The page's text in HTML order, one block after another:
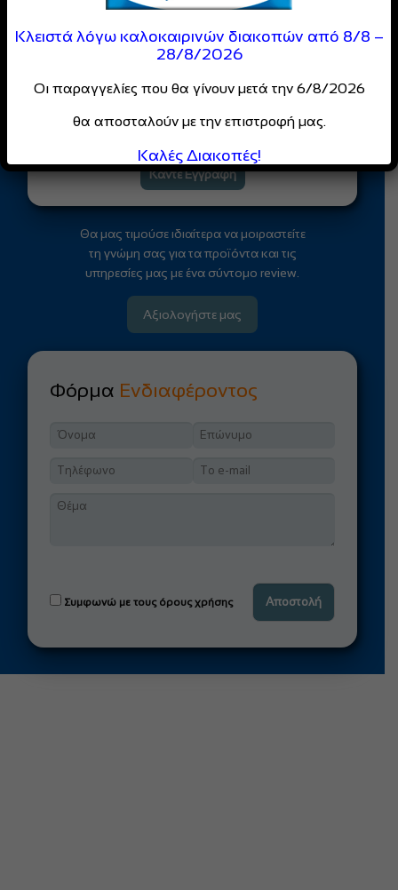
Γίνε Μέλος της
DIMCO
Κοινότητας
Απόλαυσεειδικές τιμέςκαι
για επαγγελματίες
Κάντε Εγγραφή
Θα μας τιμούσε ιδιαίτερα να μοιραστείτε
τη γνώμη σας για τα προϊόντα και τις
υπηρεσίες μας με ένα σύντομο review.
Αξιολογήστε μας
Φόρμα Ενδιαφέροντος
Συμφωνώ με τους όρους χρήσης
Κλειστά λόγω καλοκαιρινών διακοπών από 8/8 –
28/8/2026
Οι παραγγελίες που θα γίνουν μετά την 6/8/2026
θα αποσταλούν με την επιστροφή μας.
Καλές Διακοπές!